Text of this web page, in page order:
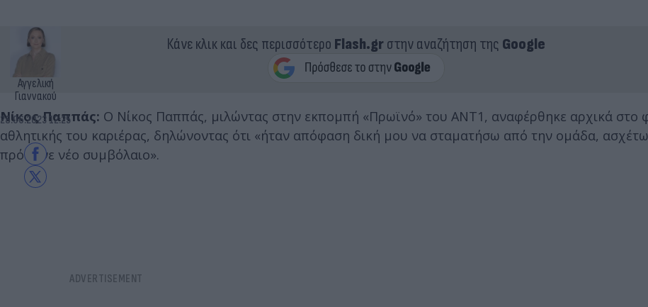
Αγγελική
Γιαννακού
28.06.2023 12:25
Κάνε κλικ και δες περισσότερο Flash.grστην αναζήτηση της Google
Νίκος Παππάς: Ο Νίκος Παππάς, μιλώντας στην εκπομπή «Πρωϊνό» του ΑΝΤ1, αναφέρθηκε αρχικά στο
αθλητικής του καριέρας, δηλώνοντας ότι «ήταν απόφαση δική μου να σταματήσω από την ομάδα,
πρότεινε νέο συμβόλαιο».